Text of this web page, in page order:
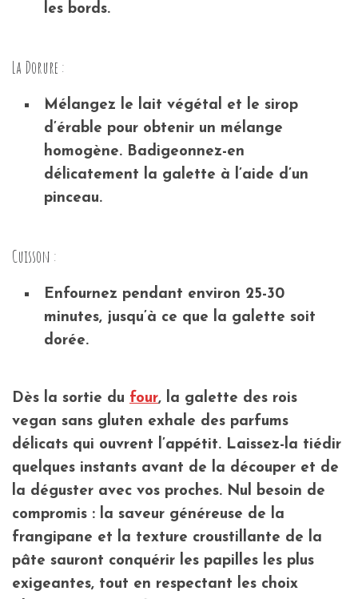
les bords.
La Dorure :
Mélangez le lait végétal et le sirop
d’érable pour obtenir un mélange
homogène. Badigeonnez-en
délicatement la galette à l’aide d’un
pinceau.
Cuisson :
Enfournez pendant environ 25-30
minutes, jusqu’à ce que la galette soit
dorée.
Dès la sortie du four, la galette des rois
vegan sans gluten exhale des parfums
délicats qui ouvrent l’appétit. Laissez-la tiédir
quelques instants avant de la découper et de
la déguster avec vos proches. Nul besoin de
compromis : la saveur généreuse de la
frangipane et la texture croustillante de la
pâte sauront conquérir les papilles les plus
exigeantes, tout en respectant les choix